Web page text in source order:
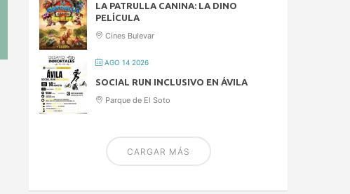
LA PATRULLA CANINA: LA DINO
PELÍCULA
Cines Bulevar
AGO 14 2026
SOCIAL RUN INCLUSIVO EN ÁVILA
Parque de El Soto
CARGAR MÁS